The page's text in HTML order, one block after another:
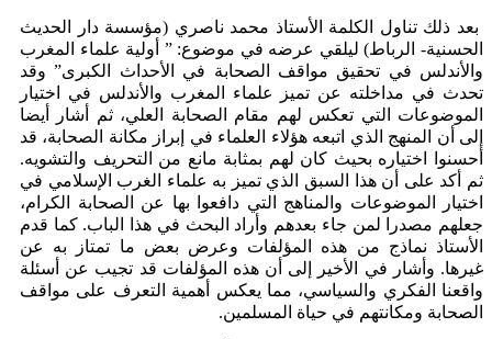
بعد ذلك تناول الكلمة الأستاذ محمد ناصري (مؤسسة دار الحديث
الحسنية- الرباط) ليلقي عرضه في موضوع: ” أولية علماء المغرب
والأندلس في تحقيق مواقف الصحابة في الأحداث الكبرى” وقد
تحدث في مداخلته عن تميز علماء المغرب والأندلس في اختيار
الموضوعات التي تعكس لهم مقام الصحابة العلي، ثم أشار أيضا
إلى أن المنهج الذي اتبعه هؤلاء العلماء في إبراز مكانة الصحابة، قد
أحسنوا اختياره بحيث كان لهم بمثابة مانع من التحريف والتشويه.
ثم أكد على أن هذا السبق الذي تميز به علماء الغرب الإسلامي في
اختيار الموضوعات والمناهج التي دافعوا بها عن الصحابة الكرام،
جعلهم مصدرا لمن جاء بعدهم وأراد البحث في هذا الباب. كما قدم
الأستاذ نماذج من هذه المؤلفات وعرض بعض ما تمتاز به عن
غيرها. وأشار في الأخير إلى أن هذه المؤلفات قد تجيب عن أسئلة
واقعنا الفكري والسياسي، مما يعكس أهمية التعرف على مواقف
الصحابة ومكانتهم في حياة المسلمين.